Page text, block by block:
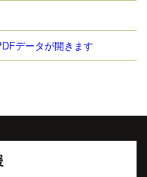
データが開きます